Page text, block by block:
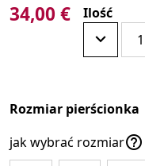
34,00 € Ilość
Rozmiar pierścionka
jak wybrać rozmiar